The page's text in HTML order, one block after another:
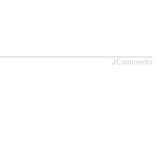
JComments